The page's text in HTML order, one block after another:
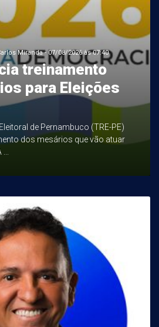
Miranda - 07/08/2026 às 07:40
treinamento
para Eleições
de Pernambuco (TRE-PE)
dos mesários que vão atuar